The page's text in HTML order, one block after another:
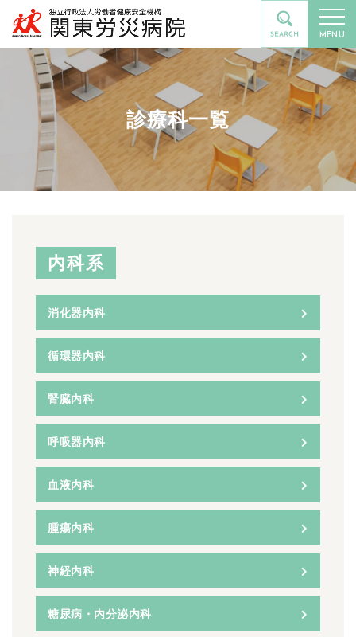
MENU
診療科一覧
内科系
消化器内科
循環器内科
腎臓内科
呼吸器内科
血液内科
腫瘍内科
神経内科
糖尿病・内分泌内科